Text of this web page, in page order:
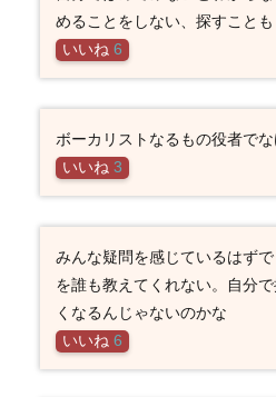
めることをしない、探すこと
いいね 6
ボーカリストなるもの役者で
いいね 3
みんな疑問を感じているはず
を誰も教えてくれない。自分
くなるんじゃないのかな
いいね 6